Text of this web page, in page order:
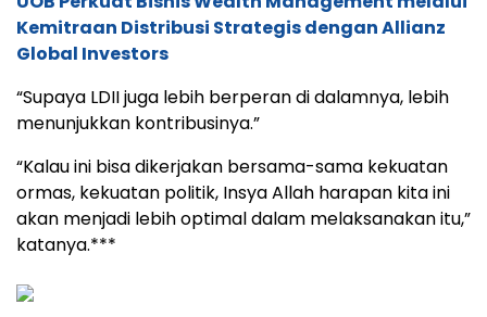
Kemitraan Distribusi Strategis dengan Allianz
Global Investors
“Supaya LDII juga lebih berperan di dalamnya, lebih
menunjukkan kontribusinya.”
“Kalau ini bisa dikerjakan bersama-sama kekuatan
ormas, kekuatan politik, Insya Allah harapan kita ini
akan menjadi lebih optimal dalam melaksanakan itu,”
katanya.***